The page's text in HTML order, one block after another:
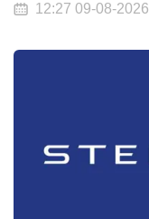
12:27 09-08-2026